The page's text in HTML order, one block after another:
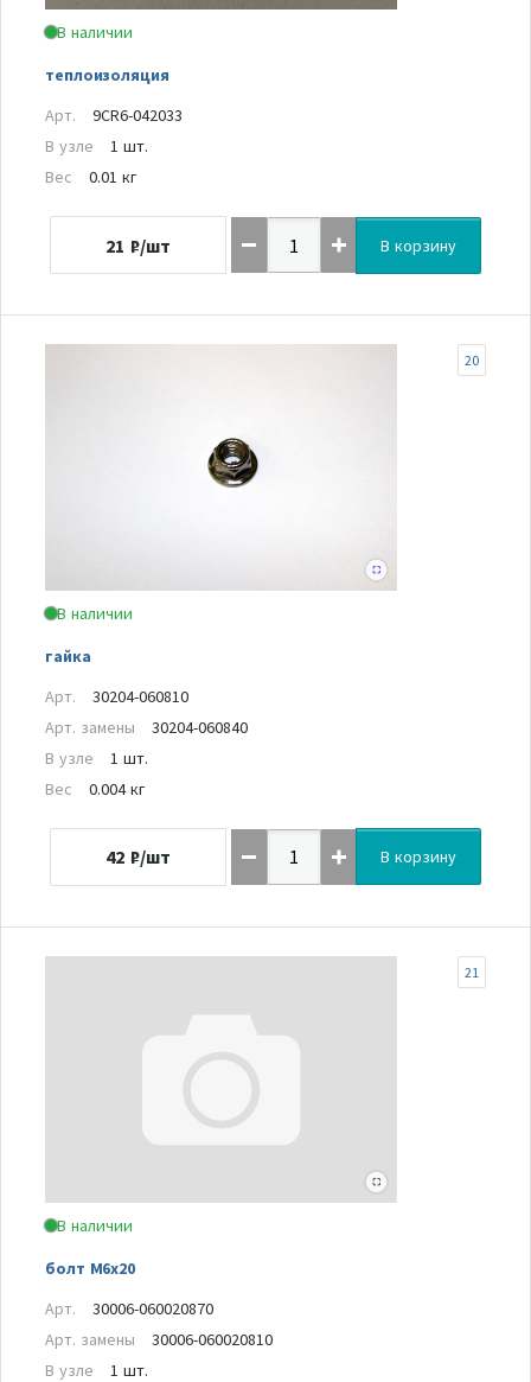
В наличии
теплоизоляция
Арт.
9CR6-042033
В узле
1 шт.
Вес
0.01 кг
21 ₽/шт В корзину
В наличии
гайка
20
Арт.
30204-060810
Арт. замены
30204-060840
В узле
1 шт.
Вес
0.004 кг
42 ₽/шт В корзину
В наличии
болт M6x20
21
Арт.
30006-060020870
Арт. замены
30006-060020810
В узле
1 шт.